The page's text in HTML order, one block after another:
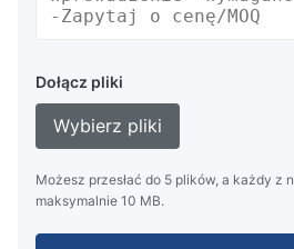
Dołącz pliki
Wybierz pliki
Możesz przesłać do 5 plików, a każdy z
maksymalnie 10 MB.